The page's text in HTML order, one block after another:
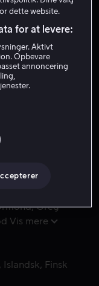
2 t. 2 min
7 år
sin datter
sin datter
at glemme
Greg
Vis mere
Islandsk Finsk
dette website.
for at levere:
Aktivt
Opbevare
annoncering